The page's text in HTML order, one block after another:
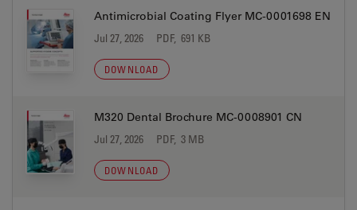
Antimicrobial Coating Flyer MC-0001698 EN
Jul 27, 2026 PDF, 691 KB
DOWNLOAD
M320 Dental Brochure MC-0008901 CN
Jul 27, 2026 PDF, 3 MB
DOWNLOAD